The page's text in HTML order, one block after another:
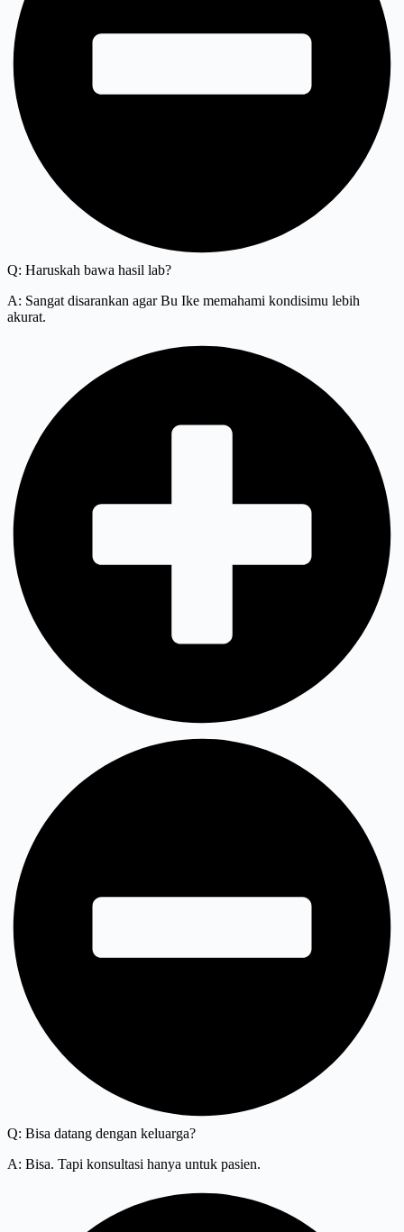
Q: Haruskah bawa hasil lab?
A: Sangat disarankan agar Bu Ike memahami kondisimu lebih
akurat.
Q: Bisa datang dengan keluarga?
A: Bisa. Tapi konsultasi hanya untuk pasien.